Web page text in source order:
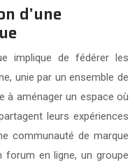
d’une
implique de fédérer les
unie par un ensemble de
à aménager un espace où
leurs expériences
communauté de marque
en ligne, un groupe